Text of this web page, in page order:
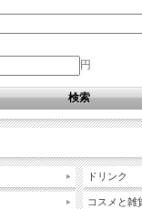
円
ドリンク
コスメと雑